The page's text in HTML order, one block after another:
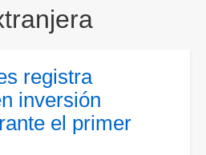
registra
inversión
el primer